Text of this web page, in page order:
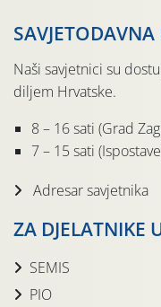
Naši savjetnici su
diljem Hrvatske.
8 – 16 sati (Grad
7 – 15 sati
Adresar savjetnika
ZA DJELATNIKE
SEMIS
PIO